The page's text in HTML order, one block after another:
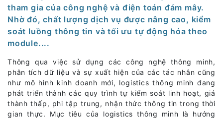
tham gia của công nghệ và điện toán đám mây.
Nhờ đó, chất lượng dịch vụ được nâng cao, kiểm
soát luồng thông tin và tối ưu tự động hóa theo
module....
Thông qua việc sử dụng các công nghệ thông minh,
phân tích dữ liệu và sự xuất hiện của các tác nhân cũng
như mô hình kinh doanh mới, logistics thông minh đang
phát triển thành các quy trình tự kiểm soát linh hoạt, giá
thành thấp, phi tập trung, nhận thức thông tin trong thời
gian thực. Mục tiêu của logistics thông minh là hướng